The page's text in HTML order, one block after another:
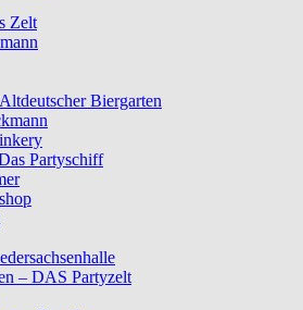
Zelt
Biergarten
Partyschiff
– DAS Partyzelt